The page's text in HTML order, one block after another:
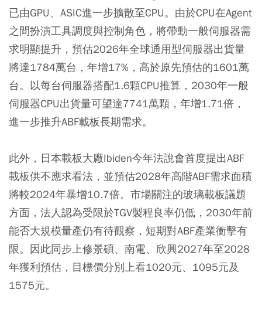
已由GPU、ASIC進一步擴散至CPU。由於CPU在Agent
之間扮演工具調度與控制角色，將帶動一般伺服器需
求明顯提升，預估2026年全球通用型伺服器出貨量
將達1784萬台，年增17%，高於原先預估的1601萬
台。以每台伺服器搭配1.6顆CPU推算，2030年一般
伺服器CPU出貨量可望達7741萬顆，年增1.71倍，
進一步推升ABF載板長期需求。
此外，日本載板大廠Ibiden今年法說會首度提出ABF
載板供不應求看法，並預估2028年高階ABF需求面積
將較2024年暴增10.7倍。市場關注的玻璃載板議題
方面，法人認為受限於TGV製程良率仍低，2030年前
能否大規模量產仍有待觀察，短期對ABF產業衝擊有
限。因此同步上修景碩、南電、欣興2027年至2028
年獲利預估，目標價分別上看1020元、1095元及
1575元。